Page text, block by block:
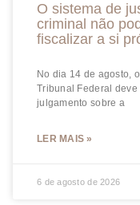
O sistema de
criminal não
fiscalizar a si
No dia 14 de agosto,
Tribunal Federal deve
julgamento sobre a
LER MAIS »
6 de agosto de 2026